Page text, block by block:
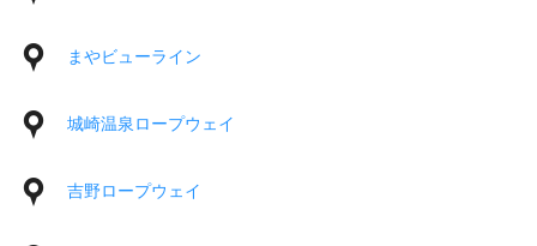
まやビューライン
城崎温泉ロープウェイ
吉野ロープウェイ